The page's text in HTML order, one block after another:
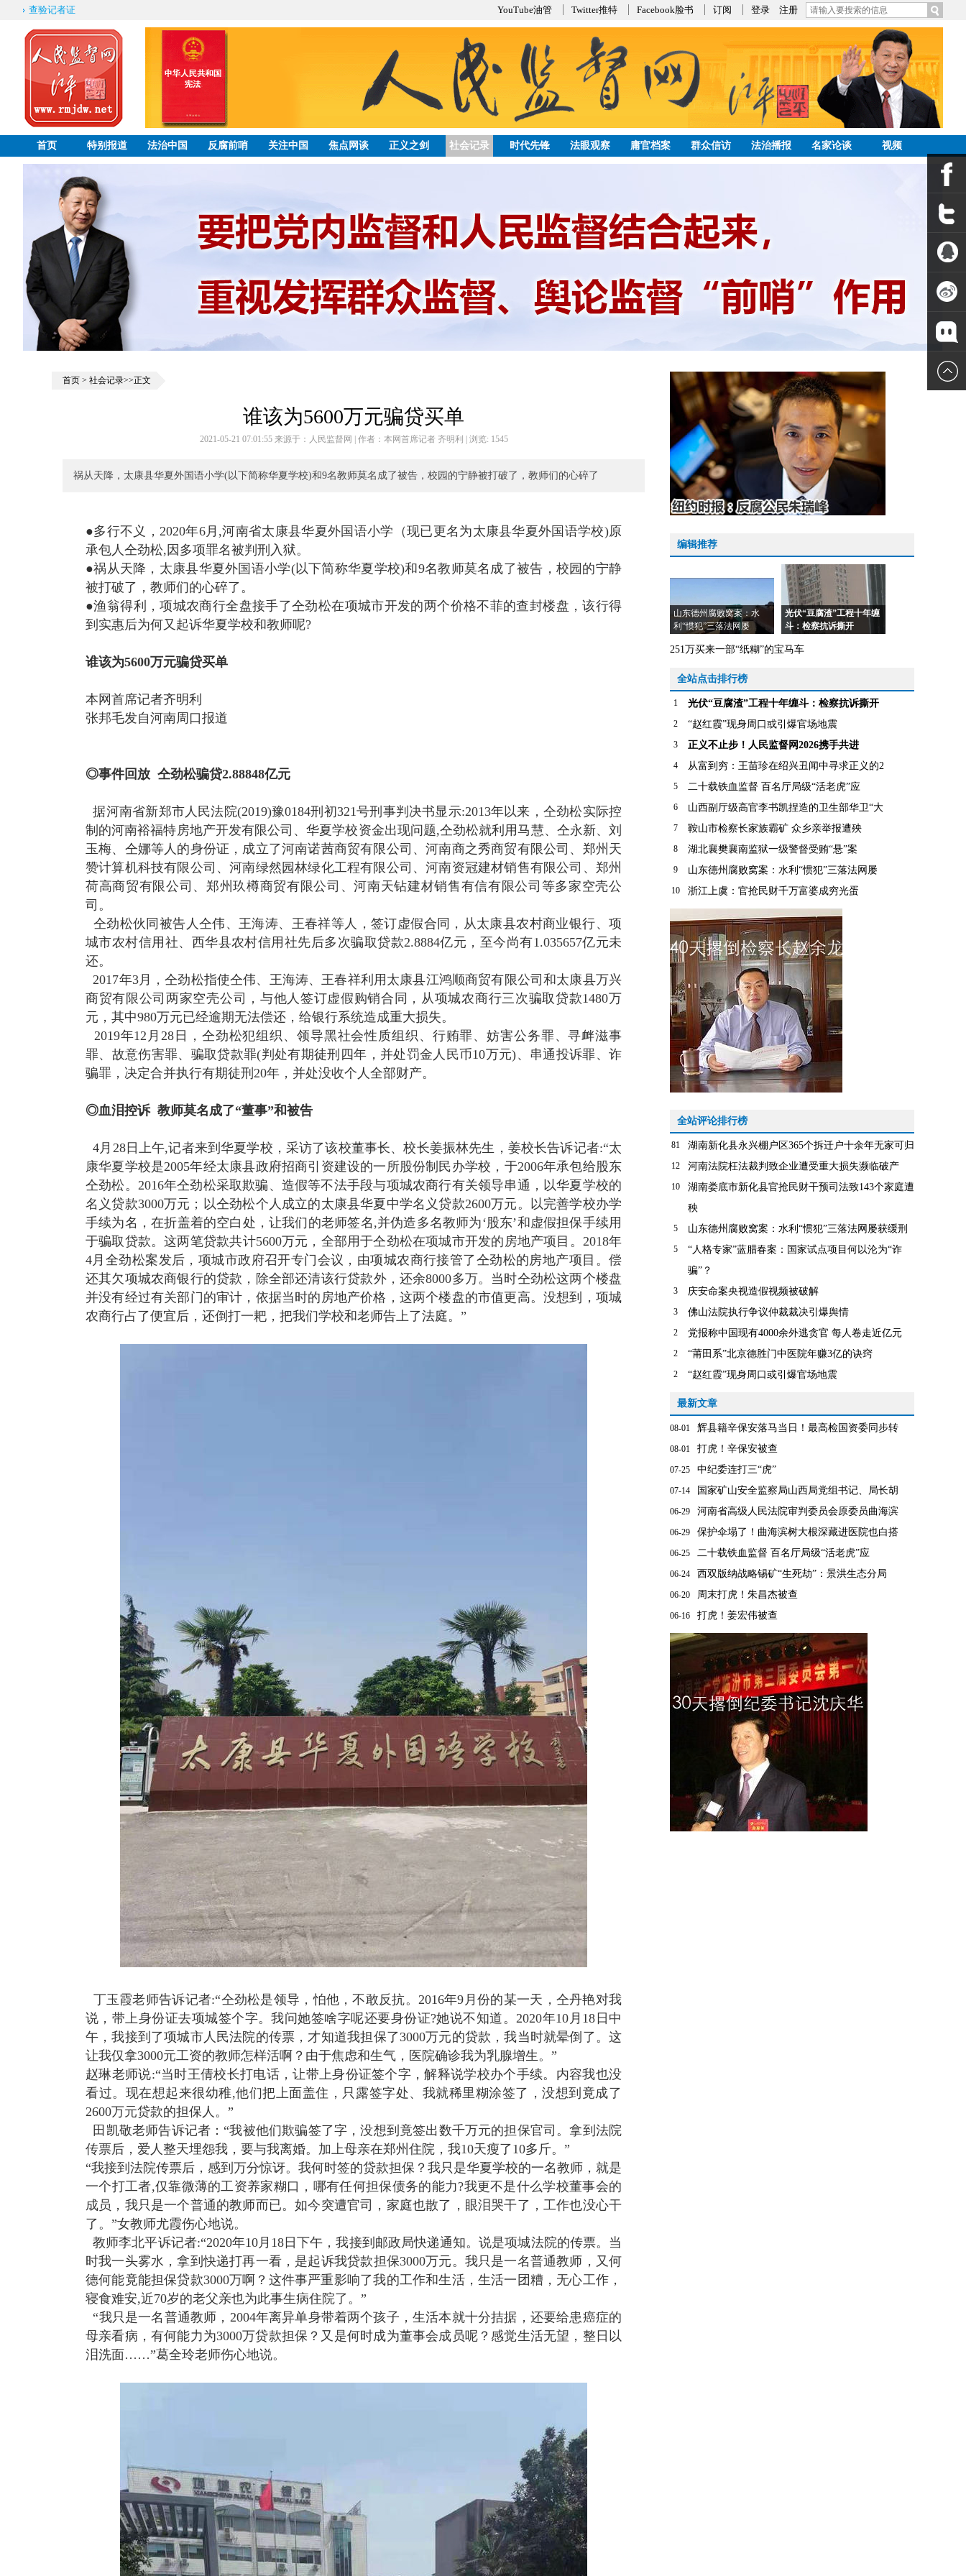
YouTube油管 Twitter推特 Facebook脸书 订阅 登录 注册
查验记者证
首页 特别报道 法治中国 反腐前哨 关注中国 焦点网谈 正义之剑 社会记录 时代先锋 法眼观察 庸官档案
群众信访
发帖
法治播报 名家论谈
视频
首页 > 社会记录>>正文
谁该为5600万元骗贷买单
2021-05-21 07:01:55 来源于：人民监督网 | 作者：本网首席记者 齐明利 | 浏览: 1545
祸从天降，太康县华夏外国语小学(以下简称华夏学校)和9名教师莫名成了被告，校园的宁静被打破了，教师们的心碎了
●多行不义，2020年6月,河南省太康县华夏外国语小学（现已更名为太康县华夏外国语学校)原
承包人仝劲松,因多项罪名被判刑入狱。
●祸从天降，太康县华夏外国语小学(以下简称华夏学校)和9名教师莫名成了被告，校园的宁静
被打破了，教师们的心碎了。
●渔翁得利，项城农商行全盘接手了仝劲松在项城市开发的两个价格不菲的查封楼盘，该行得
到实惠后为何又起诉华夏学校和教师呢?
谁该为5600万元骗贷买单
本网首席记者齐明利
张邦毛发自河南周口报道
◎事件回放 仝劲松骗贷2.88848亿元
据河南省新郑市人民法院(2019)豫0184刑初321号刑事判决书显示:2013年以来，仝劲松实际控
制的河南裕福特房地产开发有限公司、华夏学校资金出现问题,仝劲松就利用马慧、仝永新、刘
玉梅、仝娜等人的身份证，成立了河南诺茜商贸有限公司、河南商之秀商贸有限公司、郑州天
赞计算机科技有限公司、河南绿然园林绿化工程有限公司、河南资冠建材销售有限公司、郑州
荷高商贸有限公司、郑州玖樽商贸有限公司、河南天钻建材销售有信有限公司等多家空壳公
司。
仝劲松伙同被告人仝伟、王海涛、王春祥等人，签订虚假合同，从太康县农村商业银行、项
城市农村信用社、西华县农村信用社先后多次骗取贷款2.8884亿元，至今尚有1.035657亿元未
还。
2017年3月，仝劲松指使仝伟、王海涛、王春祥利用太康县江鸿顺商贸有限公司和太康县万兴
商贸有限公司两家空壳公司，与他人签订虚假购销合同，从项城农商行三次骗取贷款1480万
元，其中980万元已经逾期无法偿还，给银行系统造成重大损失。
2019年12月28日，仝劲松犯组织、领导黑社会性质组织、行贿罪、妨害公务罪、寻衅滋事
罪、故意伤害罪、骗取贷款罪(判处有期徒刑四年，并处罚金人民币10万元)、串通投诉罪、诈
骗罪，决定合并执行有期徒刑20年，并处没收个人全部财产。
◎血泪控诉 教师莫名成了“董事”和被告
4月28日上午,记者来到华夏学校，采访了该校董事长、校长姜振林先生，姜校长告诉记者:“太
康华夏学校是2005年经太康县政府招商引资建设的一所股份制民办学校，于2006年承包给股东
仝劲松。2016年仝劲松采取欺骗、造假等不法手段与项城农商行有关领导串通，以华夏学校的
名义贷款3000万元；以仝劲松个人成立的太康县华夏中学名义贷款2600万元。以完善学校办学
手续为名，在折盖着的空白处，让我们的老师签名,并伪造多名教师为‘股东’和虚假担保手续用
于骗取贷款。这两笔贷款共计5600万元，全部用于仝劲松在项城市开发的房地产项目。2018年
4月全劲松案发后，项城市政府召开专门会议，由项城农商行接管了仝劲松的房地产项目。偿
还其欠项城农商银行的贷款，除全部还清该行贷款外，还余8000多万。当时仝劲松这两个楼盘
并没有经过有关部门的审计，依据当时的房地产价格，这两个楼盘的市值更高。没想到，项城
农商行占了便宜后，还倒打一耙，把我们学校和老师告上了法庭。”
丁玉霞老师告诉记者:“仝劲松是领导，怕他，不敢反抗。2016年9月份的某一天，仝丹艳对我
说，带上身份证去项城签个字。我问她签啥字呢还要身份证?她说不知道。2020年10月18日中
午，我接到了项城市人民法院的传票，才知道我担保了3000万元的贷款，我当时就晕倒了。这
让我仅拿3000元工资的教师怎样活啊？由于焦虑和生气，医院确诊我为乳腺增生。”
赵琳老师说:“当时王倩校长打电话，让带上身份证签个字，解释说学校办个手续。内容我也没
看过。现在想起来很幼稚,他们把上面盖住，只露签字处、我就稀里糊涂签了，没想到竟成了
2600万元贷款的担保人。”
田凯敬老师告诉记者：“我被他们欺骗签了字，没想到竟签出数千万元的担保官司。拿到法院
传票后，爱人整天埋怨我，要与我离婚。加上母亲在郑州住院，我10天瘦了10多斤。”
“我接到法院传票后，感到万分惊讶。我何时签的贷款担保？我只是华夏学校的一名教师，就是
一个打工者,仅靠微薄的工资养家糊口，哪有任何担保债务的能力?我更不是什么学校董事会的
成员，我只是一个普通的教师而已。如今突遭官司，家庭也散了，眼泪哭干了，工作也没心干
了。”女教师尤霞伤心地说。
教师李北平诉记者:“2020年10月18日下午，我接到邮政局快递通知。说是项城法院的传票。当
时我一头雾水，拿到快递打再一看，是起诉我贷款担保3000万元。我只是一名普通教师，又何
德何能竟能担保贷款3000万啊？这件事严重影响了我的工作和生活，生活一团糟，无心工作，
寝食难安,近70岁的老父亲也为此事生病住院了。”
“我只是一名普通教师，2004年离异单身带着两个孩子，生活本就十分拮据，还要给患癌症的
母亲看病，有何能力为3000万贷款担保？又是何时成为董事会成员呢？感觉生活无望，整日以
泪洗面……”葛全玲老师伤心地说。
编辑推荐
山东德州腐败窝案：水
利“惯犯”三落法网屡
光伏“豆腐渣”工程十年缠
斗：检察抗诉撕开
251万买来一部“纸糊”的宝马车
全站点击排行榜
1 光伏“豆腐渣”工程十年缠斗：检察抗诉撕开
2 “赵红霞”现身周口或引爆官场地震
3 正义不止步！人民监督网2026携手共进
4 从富到穷：王苗珍在绍兴丑闻中寻求正义的2
5 二十载铁血监督 百名厅局级“活老虎”应
6 山西副厅级高官李书凯捏造的卫生部华卫“大
7 鞍山市检察长家族霸矿 众乡亲举报遭殃
8 湖北襄樊襄南监狱一级警督受贿“悬”案
9 山东德州腐败窝案：水利“惯犯”三落法网屡
10 浙江上虞：官抢民财千万富婆成穷光蛋
全站评论排行榜
81 湖南新化县永兴棚户区365个拆迁户十余年无家可归
12 河南法院枉法裁判致企业遭受重大损失濒临破产
10
湖南娄底市新化县官抢民财干预司法致143个家庭遭
秧
5 山东德州腐败窝案：水利“惯犯”三落法网屡获缓刑
5
“人格专家”蓝腊春案：国家试点项目何以沦为“诈
骗”？
3 庆安命案央视造假视频被破解
3 佛山法院执行争议仲裁裁决引爆舆情
2 党报称中国现有4000余外逃贪官 每人卷走近亿元
2 “莆田系”北京德胜门中医院年赚3亿的诀窍
2 “赵红霞”现身周口或引爆官场地震
最新文章
08-01 辉县籍辛保安落马当日！最高检国资委同步转
08-01 打虎！辛保安被查
07-25 中纪委连打三“虎”
07-14 国家矿山安全监察局山西局党组书记、局长胡
06-29 河南省高级人民法院审判委员会原委员曲海滨
06-29 保护伞塌了！曲海滨树大根深藏进医院也白搭
06-25 二十载铁血监督 百名厅局级“活老虎”应
06-24 西双版纳战略锡矿“生死劫”：景洪生态分局
06-20 周末打虎！朱昌杰被查
06-16 打虎！姜宏伟被查
Facebook
Twitter
QQ空间
微博
微信